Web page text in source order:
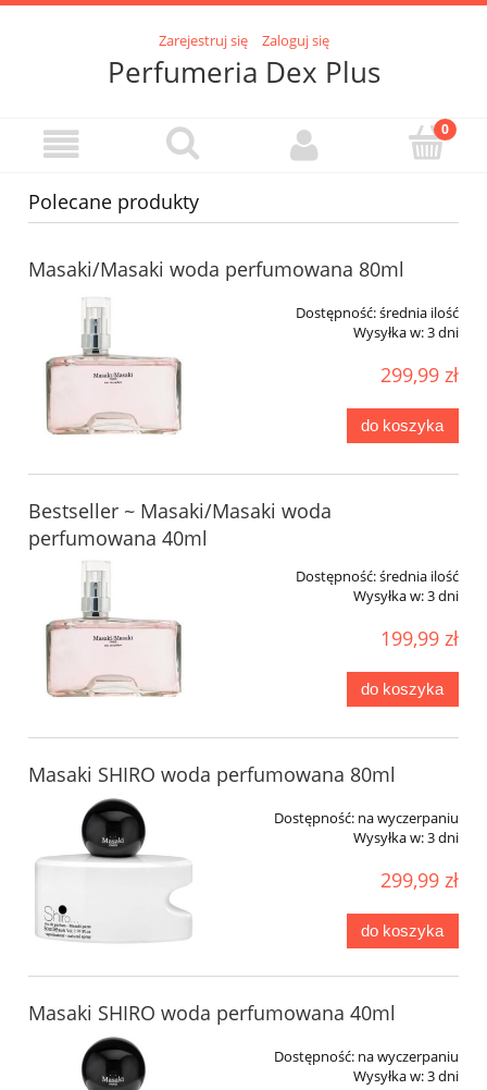
Zarejestruj się Zaloguj się
Perfumeria Dex Plus
Polecane produkty
Masaki/Masaki woda perfumowana 80ml
Dostępność:średnia ilość
Wysyłka w:3 dni
299,99 zł
do koszyka
Bestseller ~ Masaki/Masaki woda
perfumowana 40ml
Dostępność:średnia ilość
Wysyłka w:3 dni
199,99 zł
do koszyka
Masaki SHIRO woda perfumowana 80ml
Dostępność: na wyczerpaniu
Wysyłka w:3 dni
299,99 zł
do koszyka
Masaki SHIRO woda perfumowana 40ml
Dostępność: na wyczerpaniu
Wysyłka w:3 dni